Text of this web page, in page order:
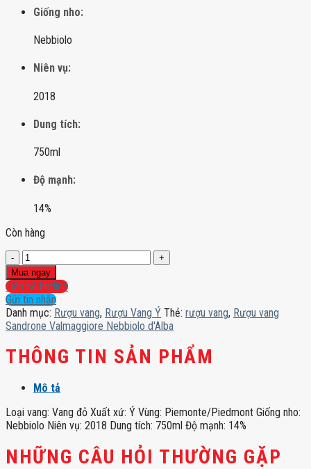
Giống nho:
Nebbiolo
Niên vụ:
2018
Dung tích:
750ml
Độ mạnh:
14%
Còn hàng
Rượu
vang
Sandrone
Valmaggiore
Nebbiolo
d'Alba
số
lượng
Mua ngay
Liên hệ hotline
Gửi tin nhắn
Danh mục: Rượu vang, Rượu Vang Ý Thẻ: rượu vang, Rượu vang
Sandrone Valmaggiore Nebbiolo d'Alba
THÔNG TIN SẢN PHẨM
Mô tả
Loại vang: Vang đỏ Xuất xứ: Ý Vùng: Piemonte/Piedmont Giống nho:
Nebbiolo Niên vụ: 2018 Dung tích: 750ml Độ mạnh: 14%
NHỮNG CÂU HỎI THƯỜNG GẶP